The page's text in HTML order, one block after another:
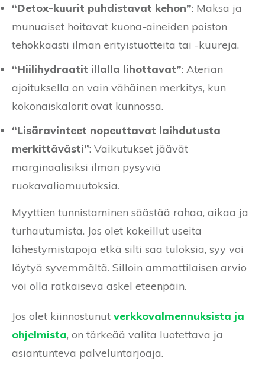
“Detox-kuurit puhdistavat kehon”: Maksa ja
munuaiset hoitavat kuona-aineiden poiston
tehokkaasti ilman erityistuotteita tai -kuureja.
“Hiilihydraatit illalla lihottavat”: Aterian
ajoituksella on vain vähäinen merkitys, kun
kokonaiskalorit ovat kunnossa.
“Lisäravinteet nopeuttavat laihdutusta
merkittävästi”: Vaikutukset jäävät
marginaalisiksi ilman pysyviä
ruokavaliomuutoksia.
Myyttien tunnistaminen säästää rahaa, aikaa ja
turhautumista. Jos olet kokeillut useita
lähestymistapoja etkä silti saa tuloksia, syy voi
löytyä syvemmältä. Silloin ammattilaisen arvio
voi olla ratkaiseva askel eteenpäin.
Jos olet kiinnostunut verkkovalmennuksista ja
ohjelmista, on tärkeää valita luotettava ja
asiantunteva palveluntarjoaja.